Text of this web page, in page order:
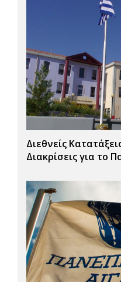
Διεθνείς
Διακρίσεις για το